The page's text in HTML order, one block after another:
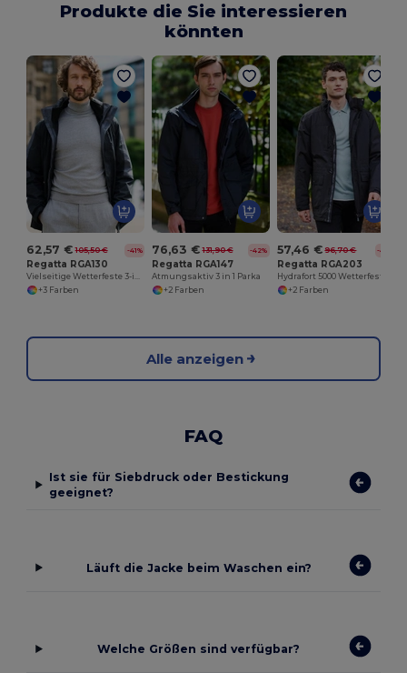
Produkte die Sie interessieren
könnten
62,57 € 105,50 € -41%
Regatta RGA130
Vielseitige Wetterfeste 3-in-1 Parka
+3 Farben
76,63 € 131,90 € -42%
Regatta RGA147
Atmungsaktiv 3 in 1 Parka
+2 Farben
57,46 € 96,70 € -41%
Regatta RGA203
+2 Farben
Alle anzeigen
FAQ
Ist sie für Siebdruck oder Bestickung
geeignet?
Läuft die Jacke beim Waschen ein?
Welche Größen sind verfügbar?